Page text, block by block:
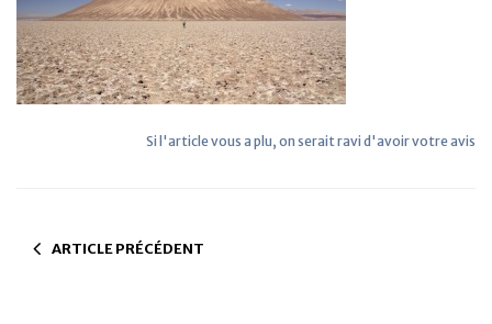
Si l'article vous a plu, on serait ravi d'avoir votre avis
ARTICLE PRÉCÉDENT